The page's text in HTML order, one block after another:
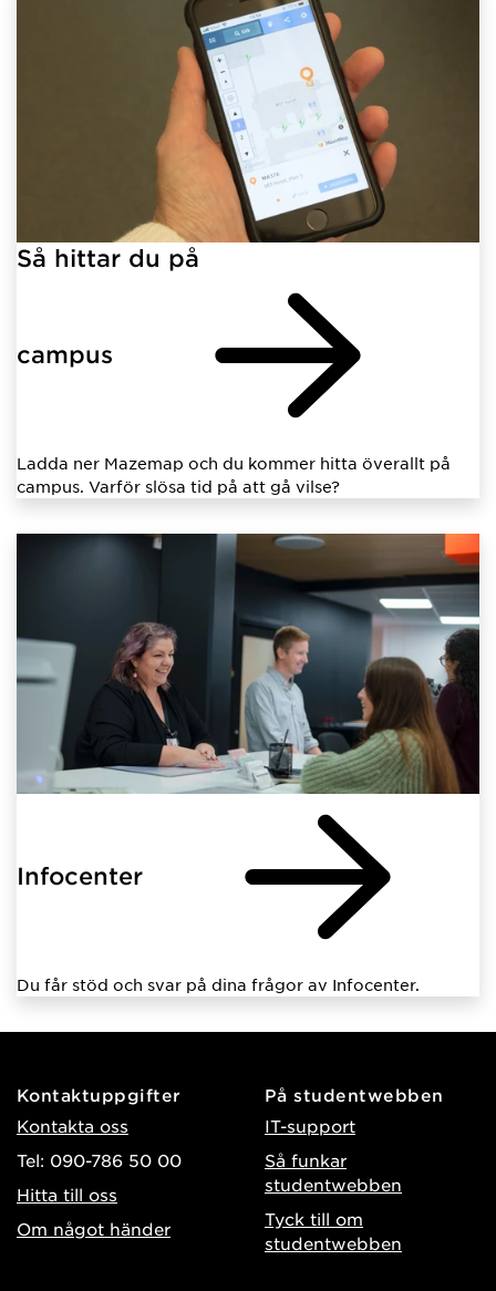
Så hittar du på
campus
Ladda ner Mazemap och du kommer hitta överallt på
campus. Varför slösa tid på att gå vilse?
Infocenter
Du får stöd och svar på dina frågor av Infocenter.
Kontaktuppgifter
Kontakta oss
Tel: 090-786 50 00
Hitta till oss
Om något händer
På studentwebben
IT-support
Så funkar
studentwebben
Tyck till om
studentwebben